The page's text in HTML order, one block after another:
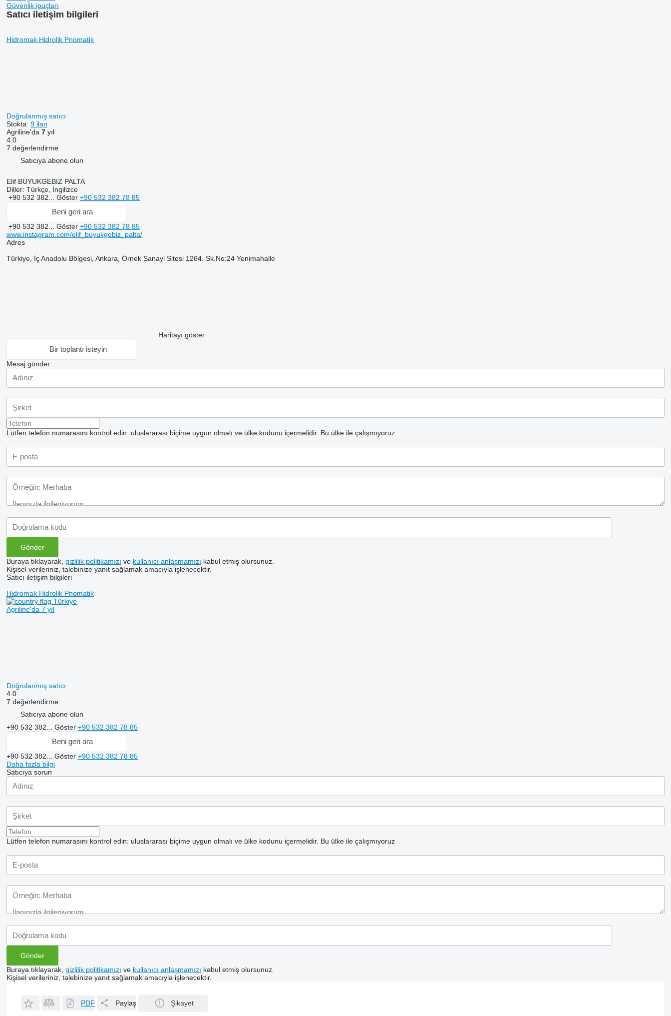
Güvenlik ipuçları
Satıcı iletişim bilgileri
Hidromak Hidrolik Pnomatik
Doğrulanmış satıcı
Stokta: 9 ilan
Agriline'da 7yıl
4.0
7 değerlendirme
Satıcıya abone olun
Elif BUYUKGEBIZ PALTA
Diller: Türkçe, İngilizce
+90 532 382... Göster +90 532 382 78 85
Beni geri ara
+90 532 382... Göster +90 532 382 78 85
www.instagram.com/elif_buyukgebiz_palta/
Adres
Türkiye, İç Anadolu Bölgesi, Ankara, Örnek Sanayi Sitesi 1264. Sk.No:24 Yenimahalle
Haritayı göster
Bir toplantı isteyin
Mesaj gönder
Lütfen telefon numarasını kontrol edin: uluslararası biçime uygun olmalı ve ülke kodunu içermelidir. Bu ülke ile çalışmıyoruz
Buraya tıklayarak, gizlilik politikamızı ve kullanıcı anlaşmamızı kabul etmiş olursunuz.
Kişisel verileriniz, talebinize yanıt sağlamak amacıyla işlenecektir.
Satıcı iletişim bilgileri
Hidromak Hidrolik Pnomatik
Türkiye
Agriline'da 7 yıl
Doğrulanmış satıcı
4.0
7 değerlendirme
Satıcıya abone olun
+90 532 382... Göster +90 532 382 78 85
Beni geri ara
+90 532 382... Göster +90 532 382 78 85
Daha fazla bilgi
Satıcıya sorun
Lütfen telefon numarasını kontrol edin: uluslararası biçime uygun olmalı ve ülke kodunu içermelidir. Bu ülke ile çalışmıyoruz
Buraya tıklayarak, gizlilik politikamızı ve kullanıcı anlaşmamızı kabul etmiş olursunuz.
Kişisel verileriniz, talebinize yanıt sağlamak amacıyla işlenecektir.
PDF Paylaş Şikayet